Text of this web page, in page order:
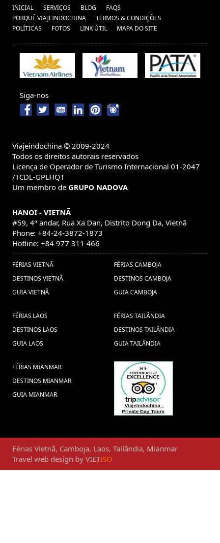
INICIAL SERVIÇOS BLOG
FAQS
PORQUÊ VIAJEINDOCHINA
TERMOS & CONDIÇÕES
POLÍTICAS
FOTOS LINK ÚTIL MAPA DO SITE
Siga-nos
Viajeindochina © 2009-2024
Todos os direitos autorais reservados
Licença de Operador de Turismo Internacional 01-2047
/TCDL-GPLHQT
Um membro de GRUPO NADOVA
HANOI - VIETNÃ
#59, 4º andar, Rua Xa Dan, Distrito Dong Da, Vietnã
Phone: +84-24-3872-1873
Hotline: +84 977 311 466
FÉRIAS VIETNÃ
DESTINOS VIETNÃ
GUIA VIETNÃ
FÉRIAS CAMBOJA
DESTINOS CAMBOJA
GUIA CAMBOJA
FÉRIAS LAOS
DESTINOS LAOS
GUIA LAOS
FÉRIAS TAILÂNDIA
DESTINOS TAILÂNDIA
GUIA TAILÂNDIA
FÉRIAS MIANMAR
DESTINOS MIANMAR
GUIA MIANMAR
Férias Vietnã, Camboja, Laos, Tailândia, Mianmar
Travel web design by VIETISO